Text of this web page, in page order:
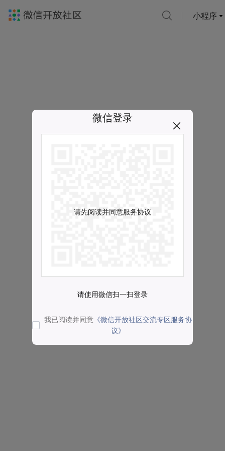
小程序
微信登录
请先阅读并同意服务协议
请使用微信扫一扫登录
我已阅读并同意 《微信开放社区交流专区服务协
议》